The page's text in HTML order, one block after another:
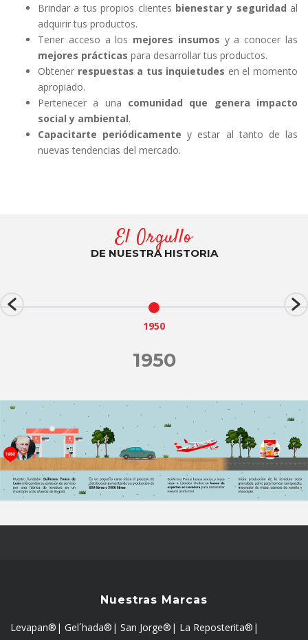
Brindar a tus propios clientes bienestar y seguridad al
adquirir tus productos.
Tener acceso a los mejores insumos y a conocer las
mejores prácticas para desarrollar tus productos.
Obtener respuestas a tus inquietudes en el momento
apropiado.
Pertenecer a una comunidad que genera impacto
social y ambiental.
Capacitarte periódicamente y estar al tanto de las
nuevas tendencias del mercado.
El Orgullo
DE NUESTRA HISTORIA
1950
1950
Nuestras Marcas
Levapan® | Gel´hada® | San Jorge® | La Reposterita® |